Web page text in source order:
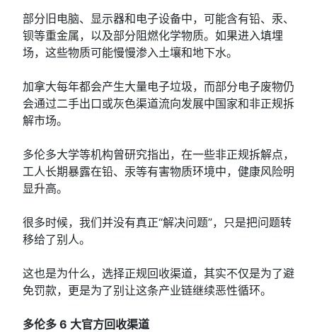
部分旧电脑、显示器和电子设备中，可能含有铅、汞、
钡等重金属，以及部分阻燃化学物质。如果进入填埋
场，这些物质可能慢慢渗入土壤和地下水。
加拿大每年都会产生大量电子垃圾，而部分电子废物仍
会通过二手出口或灰色渠道流向发展中国家和非正规拆
解市场。
多伦多大学等机构曾研究指出，在一些非正规拆解点，
工人长期暴露在铅、汞等有害物质环境中，健康风险明
显升高。
很多时候，我们并没有真正“解决问题”，只是把问题转
移给了别人。
这也是为什么，选择正规回收渠道，其实不仅是为了避
免罚款，更是为了别让这条产业链继续恶性循环。
多伦多 6 大官方回收渠道